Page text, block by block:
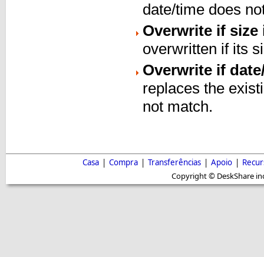
date/time does
Overwrite if
overwritten if its
Overwrite if
replaces the
not match.
Casa | Compra | Transferências | Apoio |
Copyright © DeskShare